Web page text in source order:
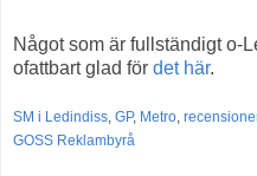
Något som är fullständigt o-
ofattbart glad för det här.
SM i Ledindiss, GP, Metro,
GOSS Reklambyrå